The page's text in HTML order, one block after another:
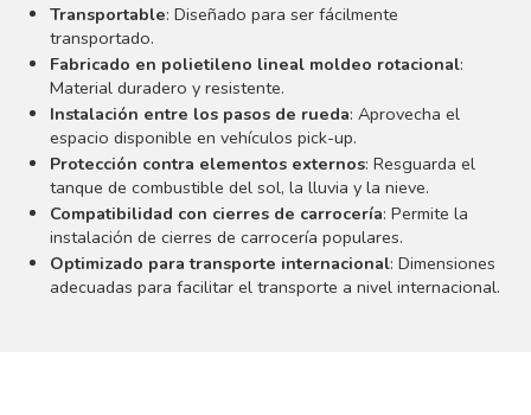
Transportable: Diseñado para ser fácilmente
transportado.
Fabricado en polietileno lineal moldeo rotacional:
Material duradero y resistente.
Instalación entre los pasos de rueda: Aprovecha el
espacio disponible en vehículos pick-up.
Protección contra elementos externos: Resguarda el
tanque de combustible del sol, la lluvia y la nieve.
Compatibilidad con cierres de carrocería: Permite la
instalación de cierres de carrocería populares.
Optimizado para transporte internacional: Dimensiones
adecuadas para facilitar el transporte a nivel internacional.